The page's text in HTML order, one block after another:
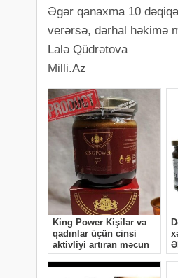
Əgər qanaxma 10
verərsə, dərhal həkimə
Lalə Qüdrətova
Milli.Az